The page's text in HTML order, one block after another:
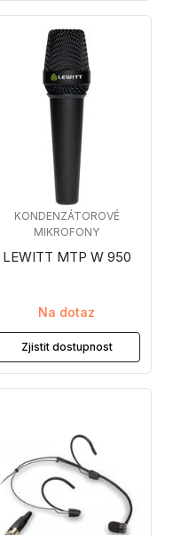
LEWITT MTP W 950
KONDENZÁTOROVÉ
MIKROFONY
Na dotaz
Zjistit dostupnost